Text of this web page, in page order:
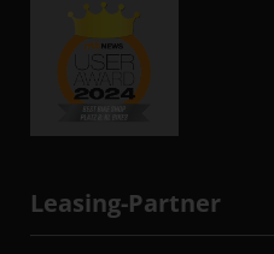
Leasing-Partner